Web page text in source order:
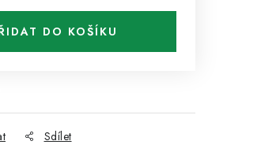
DO KOŠÍKU
Sdílet